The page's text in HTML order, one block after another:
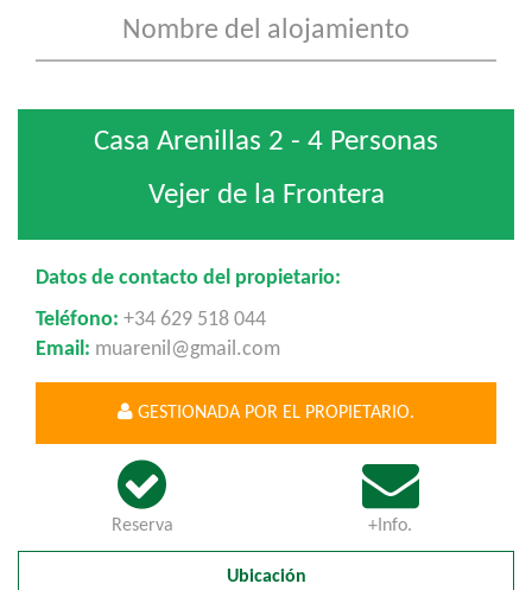
Casa Arenillas 2 - 4 Personas
Vejer de la Frontera
Datos de contacto del propietario:
Teléfono: +34 629 518 044
Email: muarenil@gmail.com
GESTIONADA POR EL PROPIETARIO.
Reserva +Info.
Ubicación